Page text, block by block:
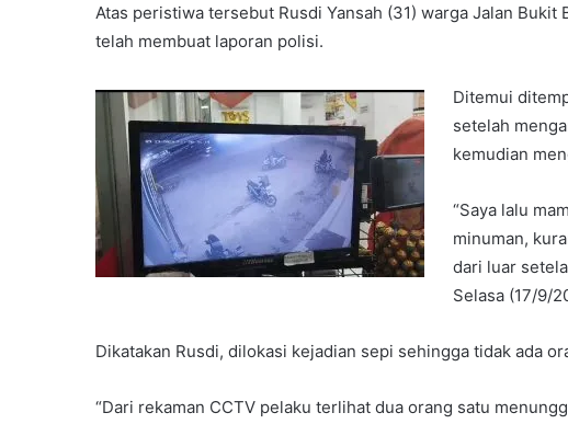
Atas peristiwa tersebut Rusdi Yansah (31) warga Jalan Bukit
telah membuat laporan polisi.
Ditemui
setelah
kemudian
“Saya lalu
minuman,
dari luar
Selasa (17/9/
Dikatakan Rusdi, dilokasi kejadian sepi sehingga tidak ada
“Dari rekaman CCTV pelaku terlihat dua orang satu